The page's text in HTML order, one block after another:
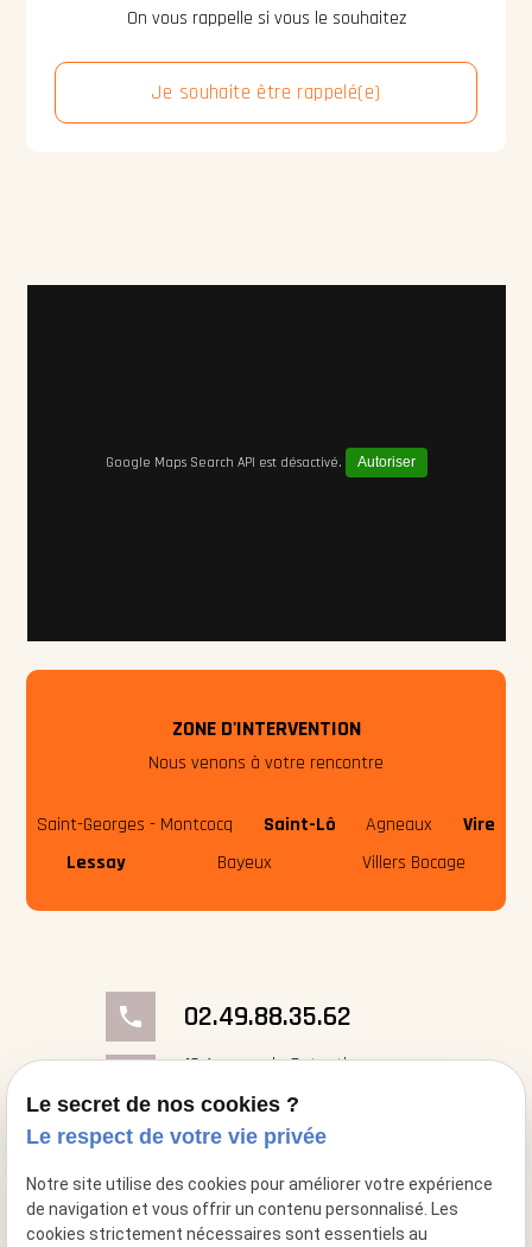
On vous rappelle si vous le souhaitez
Je souhaite être rappelé(e)
Google Maps Search API est désactivé. Autoriser
ZONE D'INTERVENTION
Nous venons à votre rencontre
Saint-Georges - Montcocq Saint-Lô Agneaux
Vire
Lessay
Bayeux Villers Bocage
phone 02.49.88.35.62
18 Avenue du Cotentin
50000 Saint-Georges- Montcocq
mail contact@cheminee-artflam.fr
Le secret de nos cookies ?
Le respect de votre vie privée
Notre site utilise des cookies pour améliorer votre expérience
de navigation et vous offrir un contenu personnalisé. Les
cookies strictement nécessaires sont essentiels au